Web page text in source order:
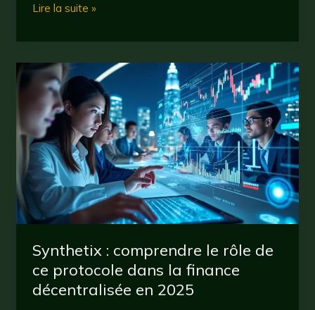
Virtuals
comment
cryptomonnaies
transforment
l’économie
numérique
en
2025
?
Lire la suite »
Synthetix : comprendre le rôle de
ce protocole dans la finance
décentralisée en 2025